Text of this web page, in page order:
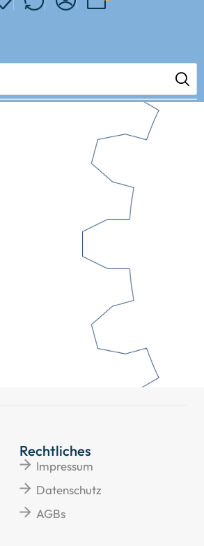
Rechtliches
Impressum
Datenschutz
AGBs